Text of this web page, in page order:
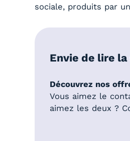
sociale, produits par
Envie de lire
Découvrez nos
Vous aimez le
aimez les deux ?